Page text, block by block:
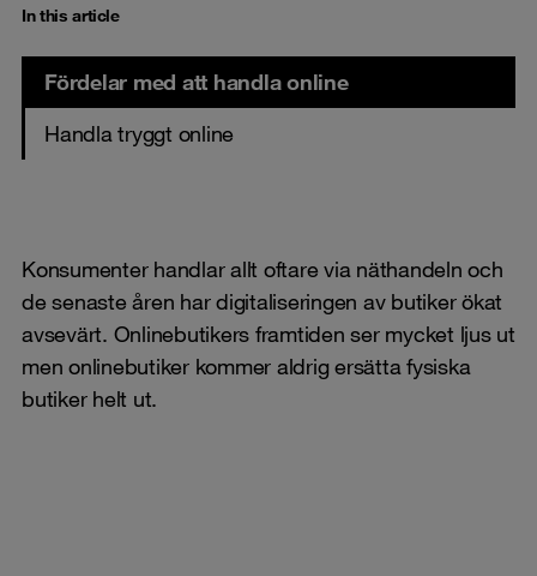
In this article
Fördelar med att handla online
Handla tryggt online
Konsumenter handlar allt oftare via näthandeln och
de senaste åren har digitaliseringen av butiker ökat
avsevärt. Onlinebutikers framtiden ser mycket ljus ut
men onlinebutiker kommer aldrig ersätta fysiska
butiker helt ut.